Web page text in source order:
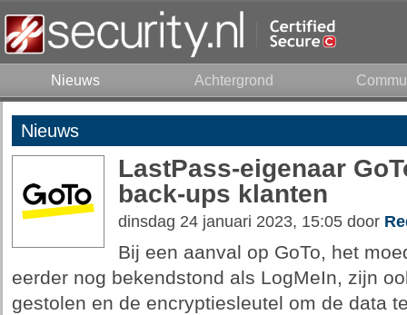
Nieuws Achtergrond
Nieuws
LastPass-eigenaar
back-ups klanten
dinsdag 24 januari 2023, 15:05 door
Bij een aanval op GoTo, het
eerder nog bekendstond als LogMeIn, zijn
gestolen en de encryptiesleutel om de data